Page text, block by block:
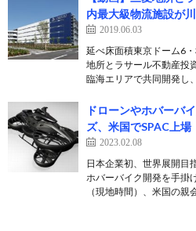
内最大級物流施設が
2019.06.03
延べ床面積東京ドーム6
地所とラサール不動産投
臨海エリアで共同開発し
ドローンやホバーバ
ズ、米国でSPAC上場
2023.02.08
日本企業初、世界展開目
ホバーバイク開発を手掛
（現地時間）、米国の親